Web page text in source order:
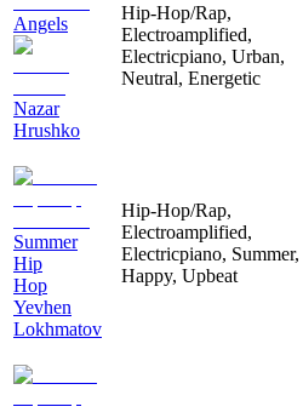
Angels
Nazar
Hrushko
Hip-Hop/Rap,
Electroamplified,
Electricpiano, Urban,
Neutral, Energetic
Summer
Hip
Hop
Yevhen
Lokhmatov
Hip-Hop/Rap,
Electroamplified,
Electricpiano, Summer,
Happy, Upbeat